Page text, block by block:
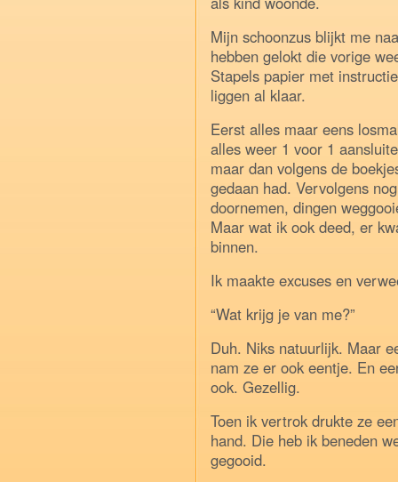
Mijn schoonzus blijkt me
hebben gelokt die vorige
Stapels papier met
liggen al klaar.
Eerst alles maar eens
alles weer 1 voor 1
maar dan volgens de
gedaan had. Vervolgens
doornemen, dingen
Maar wat ik ook deed, er
binnen.
Ik maakte excuses en
“Wat krijg je van me?”
Duh. Niks natuurlijk. Maar
nam ze er ook eentje. En
ook. Gezellig.
Toen ik vertrok drukte ze
hand. Die heb ik beneden
gegooid.